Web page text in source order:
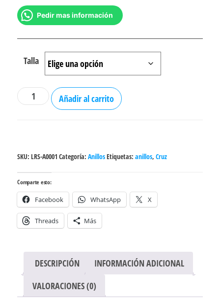
precio
original
precio
actual
Pedir mas información
Talla
Anillo
Acero
Añadir al carrito
SKU: LRS-A0001 Categoría: AnillosEtiquetas: anillos, Cruz
Comparte esto:
Facebook WhatsApp X
Threads Más
DESCRIPCIÓN
INFORMACIÓN ADICIONAL
VALORACIONES (0)